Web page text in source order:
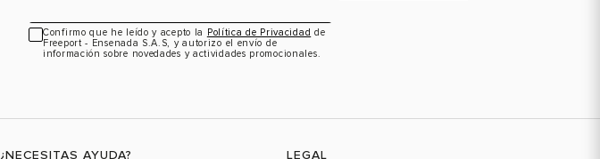
Confirmo que he leído y acepto la Política de Privacidad de
Freeport - Ensenada S.A.S, y autorizo el envío de
información sobre novedades y actividades promocionales.
¿NECESITAS AYUDA? LEGAL